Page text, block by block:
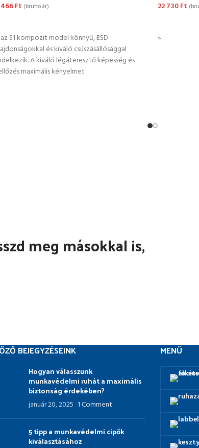
Ft (bruttó ár)
S1 kompozit model könnyű, ESD
és kiváló csúszásállósággal
A kiváló légáteresztő képesség és
maximális kényelmet
22 730Ft
»
meg másokkal is,
BEJEGYZÉSEINK
Hogyan válasszunk
munkavédelmi ruhát a maximális
biztonság érdekében?
január 20, 2025 1 Comment
5 tipp a munkavédelmi cipők
kiválasztásához
MENÜ